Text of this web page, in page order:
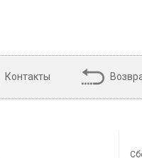
Контакты